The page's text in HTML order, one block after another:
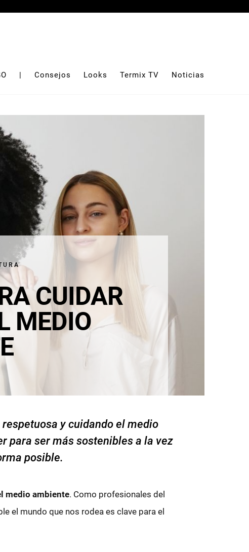
| Consejos Looks Termix TV Noticias
CUIDAR
MEDIO
y cuidando el medio
para ser más sostenibles a la vez
posible.
medio ambiente. Como profesionales del
el mundo que nos rodea es clave para el